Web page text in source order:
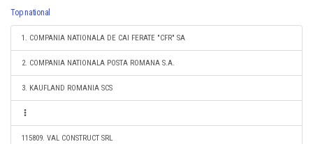
Top national
1. COMPANIA NATIONALA DE CAI FERATE "CFR" SA
2. COMPANIA NATIONALA POSTA ROMANA S.A.
3. KAUFLAND ROMANIA SCS
115809. VAL CONSTRUCT SRL